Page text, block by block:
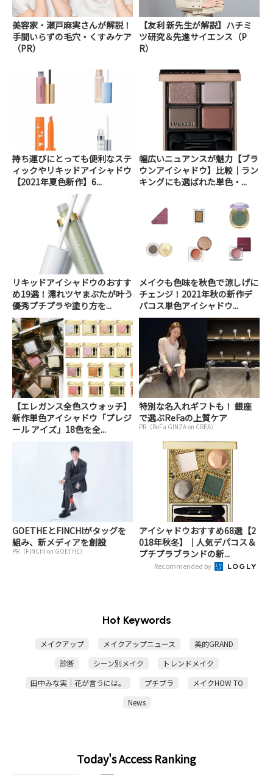
美容家・瀬戸麻実さんが解説！
手間いらずの毛穴・くすみケア
（PR）
【友利 新先生が解説】ハチミ
ツ研究＆先進サイエンス（P
R）
持ち運びにとっても便利なステ
ィックやリキッドアイシャドウ
【2021年夏色新作】6...
幅広いニュアンスが魅力【ブラ
ウンアイシャドウ】比較│ラン
キングにも選ばれた単色・...
リキッドアイシャドウのおすす
め19選！濡れツヤまぶたが叶う
優秀プチプラや塗り方を...
メイクも色味を秋色で涼しげに
チェンジ！2021年秋の新作デ
パコス単色アイシャドウ...
【エレガンス全色スウォッチ】
新作単色アイシャドウ「プレジ
ール アイズ」18色を全...
特別な名入れギフトも！ 銀座
で選ぶReFaの上質ケア
PR（ReFa GINZA on CREA）
GOETHEとFINCHIがタッグを
組み、新メディアを創設
PR（FINCHI on GOETHE）
アイシャドウおすすめ68選【2
018年秋冬】｜人気デパコス＆
プチプラブランドの新...
Recommended by
Hot Keywords
メイクアップ メイクアップニュース
美的GRAND
診断
シーン別メイク
トレンドメイク
田中みな実｜花が言うには。
プチプラ
メイクHOW TO
News
Today's Access Ranking